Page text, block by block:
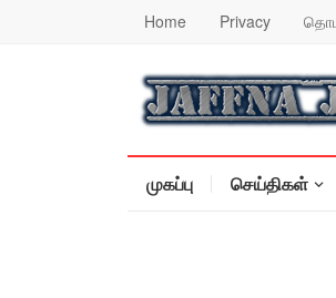
Home Privacy
முகப்பு செய்திகள்